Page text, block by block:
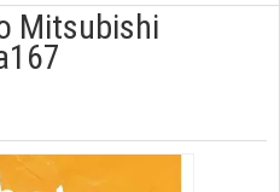
Mitsubishi